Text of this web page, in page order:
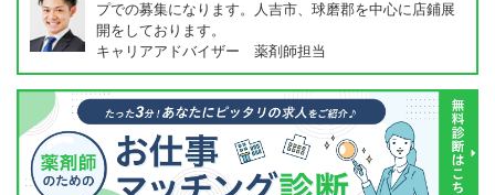
プでの募集になります。人吉市、球磨郡を中心に店鋪展
開をしております。
キャリアアドバイザー 薬剤師担当